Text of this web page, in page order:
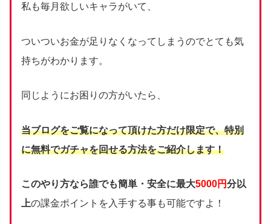
私も毎月欲しいキャラがいて、
ついついお金が足りなくなってしまうのでとても気
持ちがわかります。
同じようにお困りの方がいたら、
当ブログをご覧になって頂けた方だけ限定で、特別
に無料でガチャを回せる方法をご紹介します！
このやり方なら誰でも簡単・安全に最大5000円分以
上の課金ポイントを入手する事も可能ですよ！